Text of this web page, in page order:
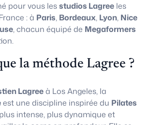
pour vous lesstudios Lagree les
: à Paris, Bordeaux, Lyon, Nice
, chacun équipé de Megaformers
la méthode Lagree ?
Lagreeà Los Angeles, la
est une discipline inspirée du Pilates
intense, plus dynamique et